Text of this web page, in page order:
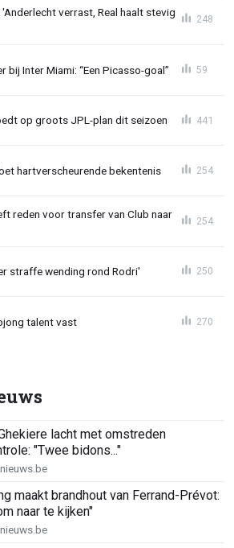
'Anderlecht verrast, Real haalt stevig
248
bij Inter Miami: “Een Picasso-goal” 59
op groots JPL-plan dit seizoen 441
hartverscheurende bekentenis 254
reden voor transfer van Club naar
254
straffe wending rond Rodri' 250
talent vast 270
lacht met omstreden
"Twee bidons..."
maakt brandhout van Ferrand-Prévot:
naar te kijken"